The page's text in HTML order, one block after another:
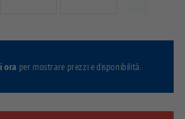
ora per mostrare prezzi e disponibilità.